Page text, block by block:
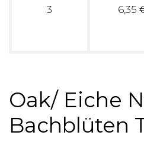
3 6,35
Oak/ Eiche
Bachblüten